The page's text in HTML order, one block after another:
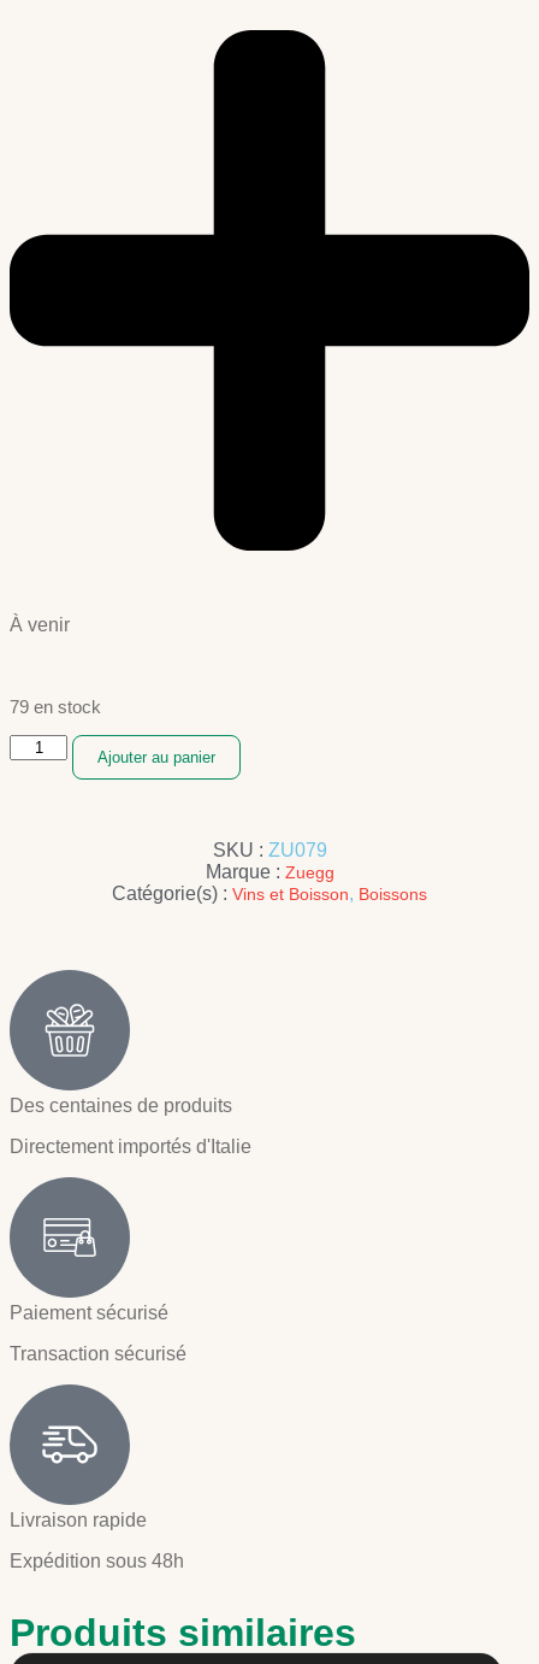
À venir
79 en stock
Ajouter au panier
SKU : ZU079
Marque : Zuegg
Catégorie(s) : Vins et Boisson, Boissons
Des centaines de produits
Directement importés d'Italie
Paiement sécurisé
Transaction sécurisé
Livraison rapide
Expédition sous 48h
Produits similaires